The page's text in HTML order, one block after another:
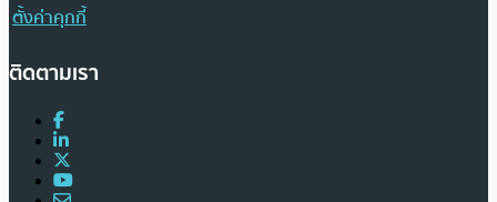
ตั้งค่าคุกกี้
ติดตามเรา